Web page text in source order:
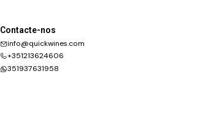
Contacte-nos
info@quickwines.com
+351213624606
351937631958